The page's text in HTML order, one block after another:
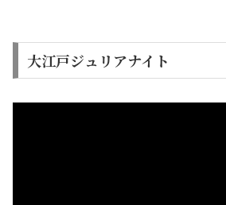
大江戸ジュリアナイト